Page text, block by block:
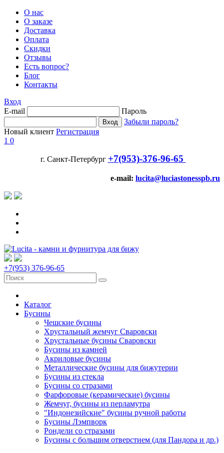
О нас
О заказе
Доставка
Оплата
Скидки
Отзывы
Есть вопрос?
Блог
Контакты
Вход
E-mail
Пароль
Забыли пароль?
Новый клиент Регистрация
1 0
г. Санкт-Петербург +7(953)-376-96-65
e-mail: lucita@luciastonesspb.ru
+7(953) 376-96-65
Каталог
Бусины
Чешские бусины
Хрустальный жемчуг Сваровски
Хрустальные бусины Сваровски
Бусины из камней
Акриловые бусины
Металлические бусины для бижутерии
Бусины из стекла
Бусины со стразами
Фарфоровые (керамические) бусины
Жемчуг, бусины из перламутра
"Индонезийские" бусины ручной работы
Бусины Лэмпворк
Рондели со стразами
Бусины с большим отверстием (для Пандора и др.)